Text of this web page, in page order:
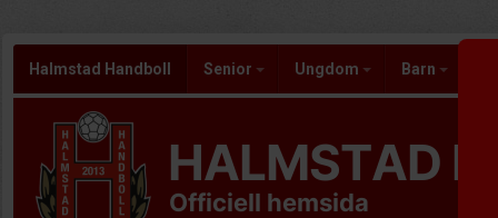
Halmstad Handboll Senior Ungdom Barn
HALMSTAD
Officiell hemsida